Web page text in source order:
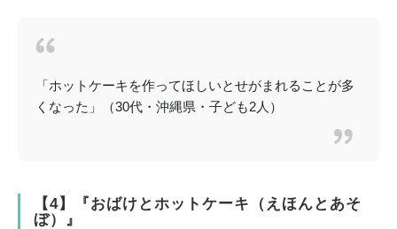
「ホットケーキを作ってほしいとせがまれることが多
くなった」（30代・沖縄県・子ども2人）
【4】『おばけとホットケーキ（えほんとあそ
ぼ）』